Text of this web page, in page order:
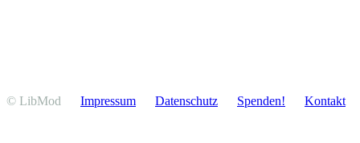
© LibMod Impressum Daten­schutz Spenden! Kontakt